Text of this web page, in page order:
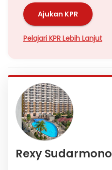
Ajukan KPR
Pelajari KPR Lebih Lanjut
Rexy Sudarmono